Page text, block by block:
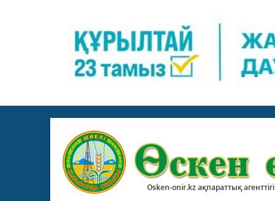
Osken-onir.kz ақпараттық агенттігі